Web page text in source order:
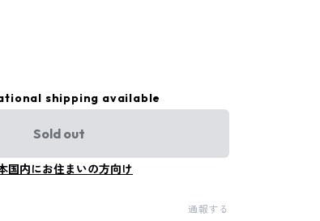
shipping available
Sold out
国内にお住まいの方向け
通報する